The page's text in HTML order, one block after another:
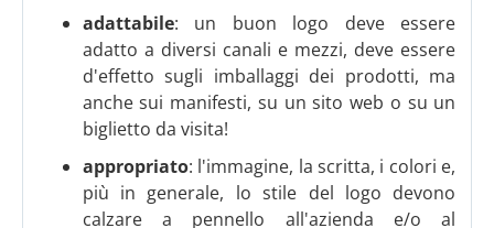
adattabile: un buon logo deve essere
adatto a diversi canali e mezzi, deve essere
d'effetto sugli imballaggi dei prodotti, ma
anche sui manifesti, su un sito web o su un
biglietto da visita!
appropriato: l'immagine, la scritta, i colori e,
più in generale, lo stile del logo devono
calzare a pennello all'azienda e/o al